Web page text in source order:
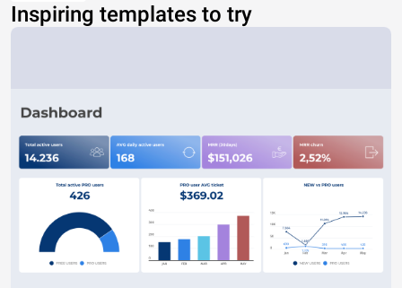
Inspiring templates to try